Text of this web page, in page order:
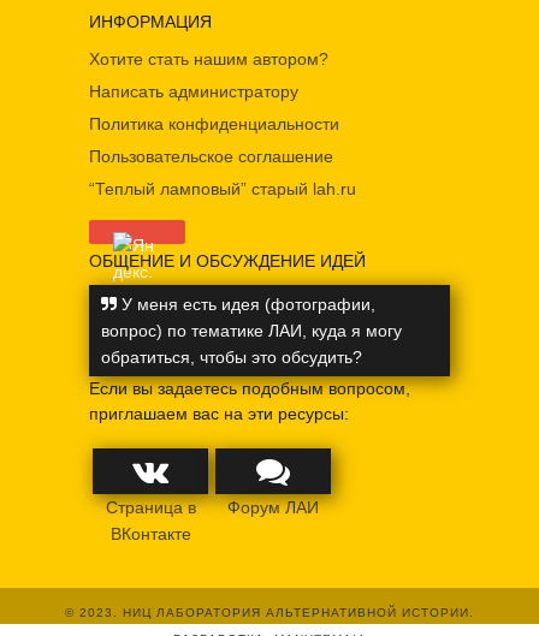
ИНФОРМАЦИЯ
Хотите стать нашим автором?
Написать администратору
Политика конфиденциальности
Пользовательское соглашение
“Теплый ламповый” старый lah.ru
ОБЩЕНИЕ И ОБСУЖДЕНИЕ ИДЕЙ
У меня есть идея (фотографии,
вопрос) по тематике ЛАИ, куда я могу
обратиться, чтобы это обсудить?
Если вы задаетесь подобным вопросом,
приглашаем вас на эти ресурсы:
Страница в
ВКонтакте
Форум ЛАИ
© 2023. НИЦ ЛАБОРАТОРИЯ АЛЬТЕРНАТИВНОЙ ИСТОРИИ.